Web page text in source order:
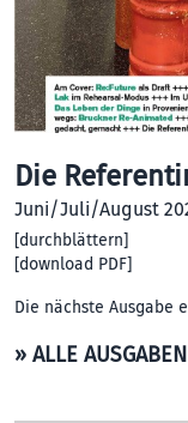
Die
Juni/Juli/August
[durchblättern]
[download PDF]
Die nächste Ausgabe
» ALLE AUSGABEN